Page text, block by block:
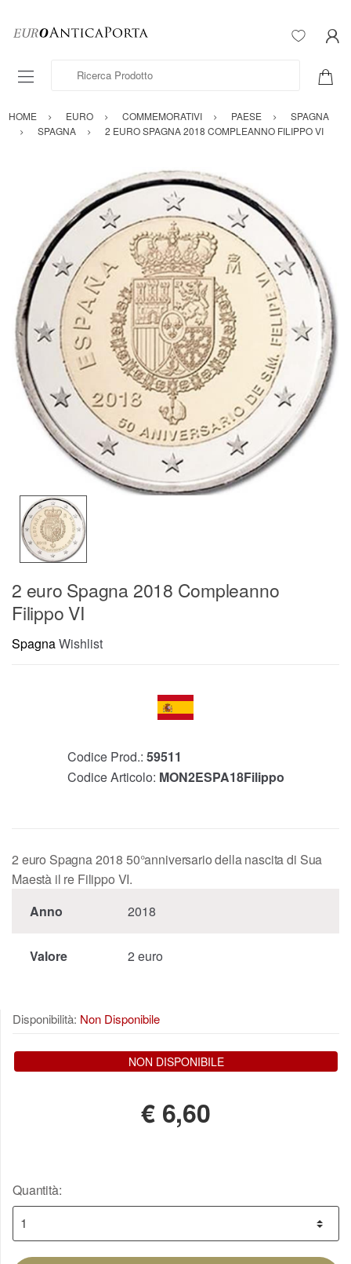
Ricerca Prodotto
HOME EURO COMMEMORATIVI PAESE
SPAGNA
SPAGNA
2 EURO SPAGNA 2018 COMPLEANNO FILIPPO VI
2 euro Spagna 2018 Compleanno
Filippo VI
SpagnaWishlist
Codice Prod.: 59511
Codice Articolo: MON2ESPA18Filippo
2 euro Spagna 2018 50°anniversario della nascita di Sua
Maestà il re Filippo VI.
Anno
2018
Valore 2 euro
Disponibilità: Non Disponibile
NON DISPONIBILE
€ 6,60
Quantità: